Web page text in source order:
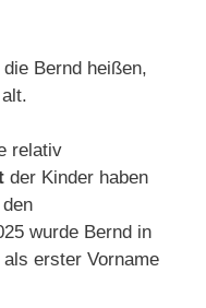
Bernd heißen,
alt.
relativ
der Kinder haben
wurde Bernd in
als erster Vorname